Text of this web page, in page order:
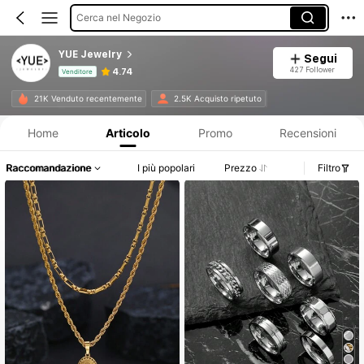
Cerca nel Negozio
YUE Jewelry
Venditore 4.74
Segui
427 Follower
21K Venduto recentemente 2.5K Acquisto ripetuto
Home Articolo Promo Recensioni
Raccomandazione I più popolari Prezzo Filtro